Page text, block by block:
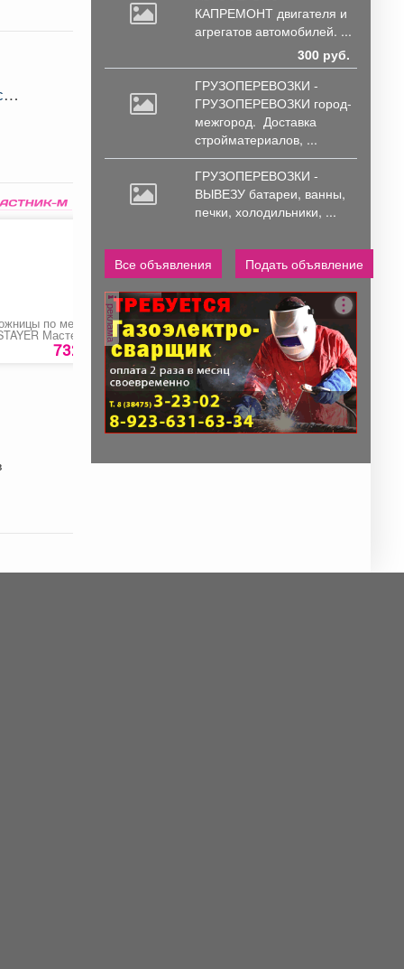
по металлу
Мастер»
732 руб.
Шуруп кровельный
3 60 руб
Рекламный макет,
цветной. Вторая
полоса. 1405
КАПРЕМОНТ двигателя и
агрегатов автомобилей. ...
300 руб.
ГРУЗОПЕРЕВОЗКИ -
ГРУЗОПЕРЕВОЗКИ город-
межгород. Доставка
стройматериалов, ...
ГРУЗОПЕРЕВОЗКИ -
ВЫВЕЗУ батареи, ванны,
печки, холодильники, ...
Все объявления Подать объявление
реклама